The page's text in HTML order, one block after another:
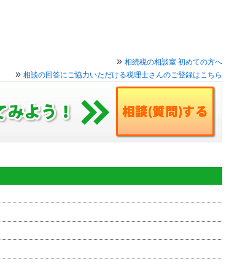
» 相続税の相談室 初めての方へ
» 相談の回答にご協力いただける税理士さんのご登録はこちら